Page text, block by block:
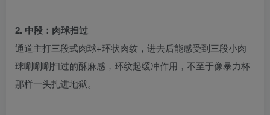
2. 中段：肉球扫过
通道主打三段式肉球+环状肉纹，进去后能感受到三段小肉
球唰唰唰扫过的酥麻感，环纹起缓冲作用，不至于像暴力杯
那样一头扎进地狱。